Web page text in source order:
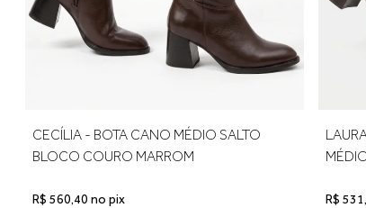
Indicamos medir o comprimento do pé para
numerações, recomendamos optar pelo número
NATALY - BOTA CANO MÉDIO SALTO
ANABELA PRETA
R$ 341,90 no pix
R$